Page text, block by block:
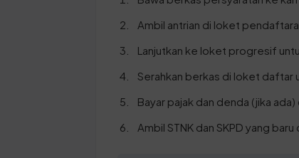
Ambil antrian di loket
Lanjutkan ke loket progresif
Serahkan berkas di loket daftar
Bayar pajak dan denda (jika
Ambil STNK dan SKPD yang baru